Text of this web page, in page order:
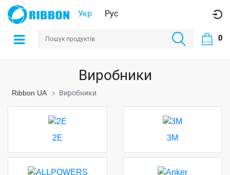
Укр Рус
0
Виробники
Ribbon UA Виробники
2E 3M